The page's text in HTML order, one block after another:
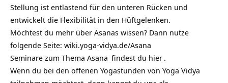
Stellung ist entlastend für den unteren Rücken und
entwickelt die Flexibilität in den Hüftgelenken.
Möchtest du mehr über Asanas wissen? Dann nutze
folgende Seite: wiki.yoga-vidya.de/Asana
Seminare zum Thema Asana findest du hier .
Wenn du bei den offenen Yogastunden von Yoga Vidya